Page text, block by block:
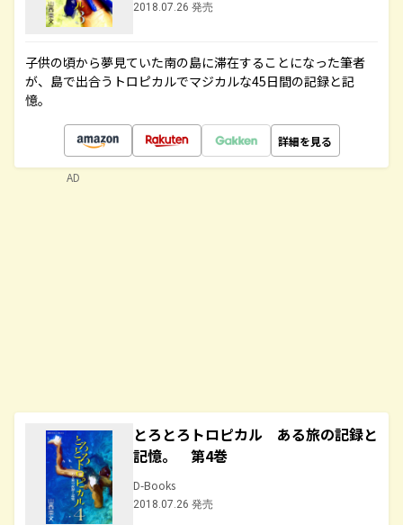
2018.07.26 発売
子供の頃から夢見ていた南の島に滞在することになった筆者
が、島で出合うトロピカルでマジカルな45日間の記録と記
憶。
詳細を見る
とろとろトロピカル ある旅の記録と
記憶。 第4巻
D-Books
2018.07.26 発売
AD